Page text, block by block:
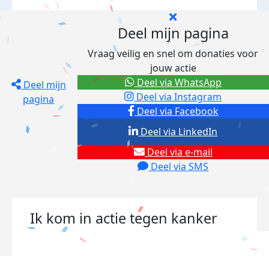
Deel mijn
pagina
Deel mijn pagina
Vraag veilig en snel om donaties voor
jouw actie
Deel via Facebook
Deel via Instagram
Deel via e-mail
Deel via SMS
Deel via LinkedIn
Deel via WhatsApp
Ik kom in actie tegen kanker